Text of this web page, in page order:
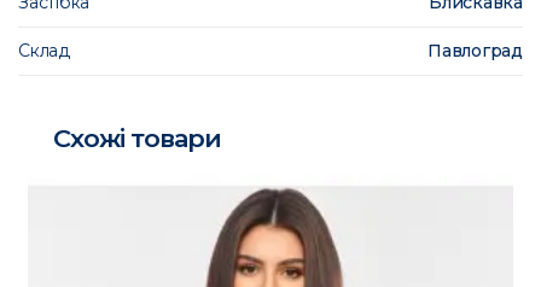
Склад Павлоград
Схожі товари